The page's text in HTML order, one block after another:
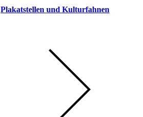
Plakatstellen und Kulturfahnen